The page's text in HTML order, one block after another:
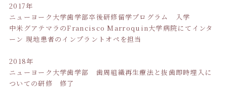
2017年
ニューヨーク大学歯学部卒後研修留学プログラム 入学
中米グアテマラのFrancisco Marroquin大学病院にてインタ
ーン 現地患者のインプラントオペを担当
2018年
ニューヨーク大学歯学部 歯周組織再生療法と抜歯即時埋入に
ついての研修 修了